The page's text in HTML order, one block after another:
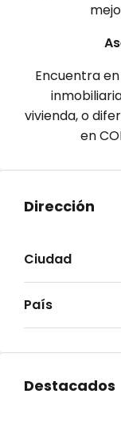
Encuentra
vivienda, o
en
Dirección
Ciudad
País
Destacados